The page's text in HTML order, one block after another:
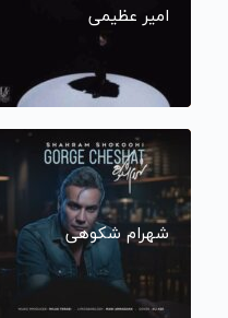
امیر عظیمی
شهرام شکوهی